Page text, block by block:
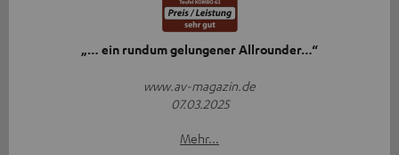
„… ein rundum gelungener Allrounder…“
www.av-magazin.de
07.03.2025
Mehr...